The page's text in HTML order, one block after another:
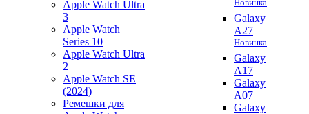
Apple Watch Ultra
3
Apple Watch
Series 10
Apple Watch Ultra
2
Apple Watch SE
(2024)
Ремешки для
Galaxy
A27
Новинка
Galaxy
A17
Galaxy
A07
Galaxy